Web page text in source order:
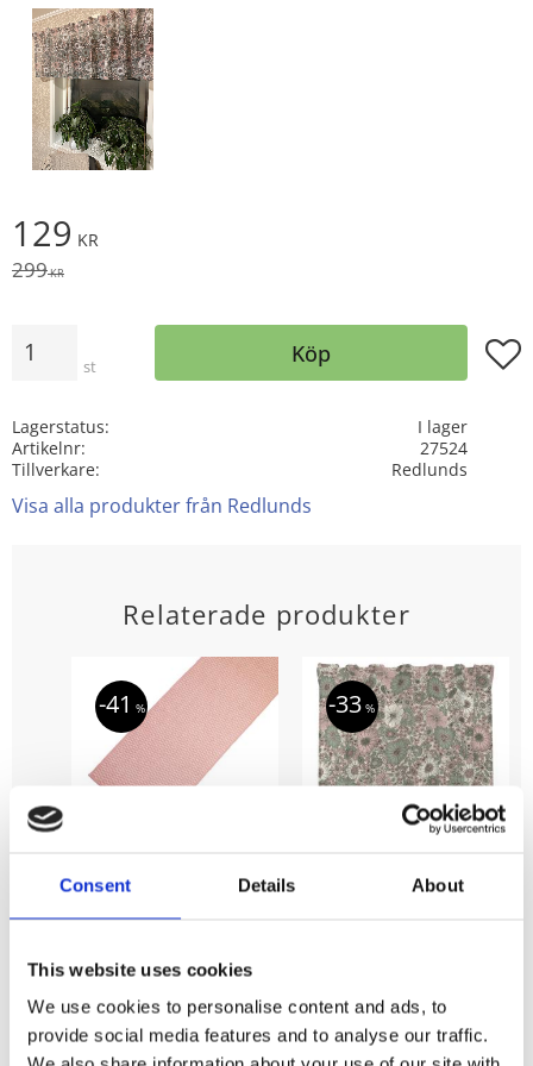
Consent Details About
This website uses cookies
We use cookies to personalise content and ads, to
provide social media features and to analyse our traffic.
Nedsatt pris:
129 KR
Ordinarie pris:
299KR
st Köp
Lagerstatus
I lager
Artikelnr
27524
Tillverkare
Redlunds
Visa alla produkter från Redlunds
Relaterade produkter
Bordslöpare
Levi,
ljusrosa och vitt
Ripslöpare LEVI i
mönstervävd i två
olika färger. Duken
105KR
41 %
Gardin Alva med
och grönt
Stl. 2x140x250 cm,
Gardin ALVA med
tryckta blommor i
33 %